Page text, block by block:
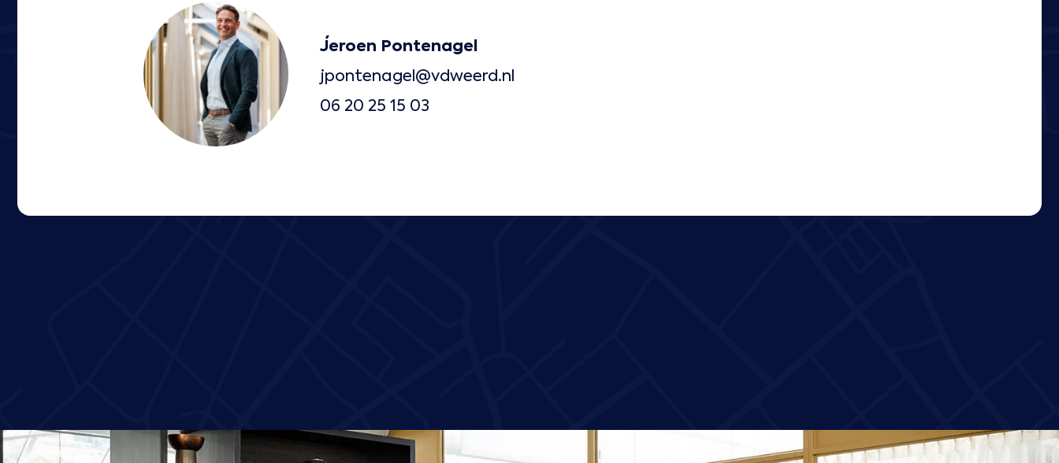
Jeroen Pontenagel
jpontenagel@vdweerd.nl
06 20 25 15 03